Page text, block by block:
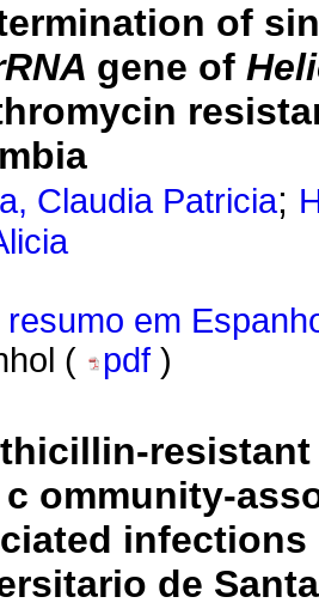
of
gene of
Claudia Patricia;
resumo em
(
pdf )
ommunity-
de